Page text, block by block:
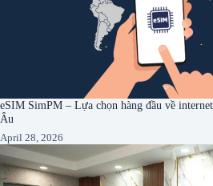
eSIM SimPM – Lựa chọn hàng đầu về
Âu
April 28, 2026